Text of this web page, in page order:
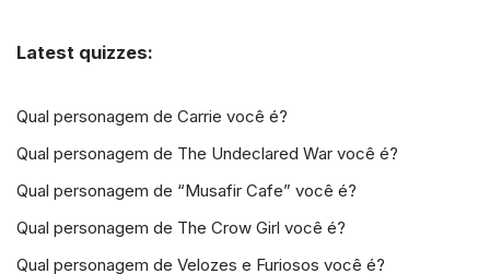
Latest quizzes:
Qual personagem de Carrie você é?
Qual personagem de The Undeclared War você é?
Qual personagem de “Musafir Cafe” você é?
Qual personagem de The Crow Girl você é?
Qual personagem de Velozes e Furiosos você é?